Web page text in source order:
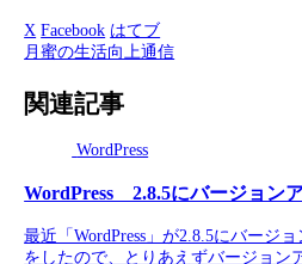
X Facebook はてブ
月蜜の生活向上通信
関連記事
WordPress
WordPress 2.8.5にバージョン
最近「WordPress」が2.8.5にバージ
をしたので、とりあえずバージョン